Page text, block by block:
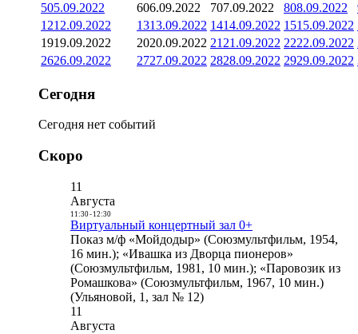
505.09.2022 606.09.2022 707.09.2022 808.09.2022
1212.09.2022 1313.09.2022 1414.09.2022 1515.09.2022
1919.09.2022 2020.09.2022 21 21.09.2022 2222.09.2022
2626.09.2022 2727.09.2022 2828.09.2022 2929.09.2022
Сегодня
Сегодня нет событий
Скоро
11
Августа
11:30- 12:30
Виртуальный концертный зал 0+
Показ м/ф «Мойдодыр» (Союзмультфильм, 1954,
16 мин.); «Ивашка из Дворца пионеров»
(Союзмультфильм, 1981, 10 мин.); «Паровозик из
Ромашкова» (Союзмультфильм, 1967, 10 мин.)
(Ульяновой, 1, зал № 12)
11
Августа